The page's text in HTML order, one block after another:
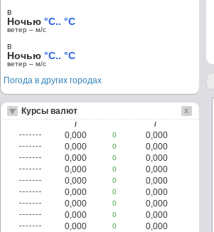
в
Ночью °C.. °C
ветер – м/c
в
Ночью °C.. °C
ветер – м/c
Погода в других городах
Курсы валют
/ /
0,000 0
0,000
0,000
0
0,000
0,000
0
0,000
0,000
0
0,000
0,000
0
0,000
0,000
0
0,000
0,000
0
0,000
0,000
0
0,000
0,000
0
0,000